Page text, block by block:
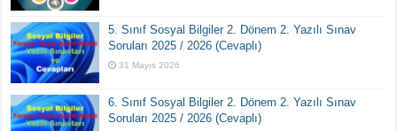
5. Sınıf Sosyal Bilgiler 2. Dönem 2. Yazılı Sınav
Soruları 2025 / 2026 (Cevaplı)
31 Mayıs 2026
6. Sınıf Sosyal Bilgiler 2. Dönem 2. Yazılı Sınav
Soruları 2025 / 2026 (Cevaplı)